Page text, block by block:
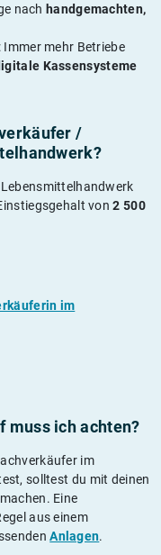
nach handgemachten,
mehr Betriebe
Kassensysteme
/
von2 500
im
muss ich achten?
im
solltest du mit deinen
Eine
aus einem
Anlagen.